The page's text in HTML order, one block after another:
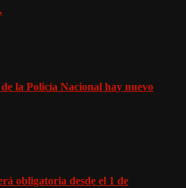
la Policía Nacional hay nuevo
obligatoria desde el 1 de